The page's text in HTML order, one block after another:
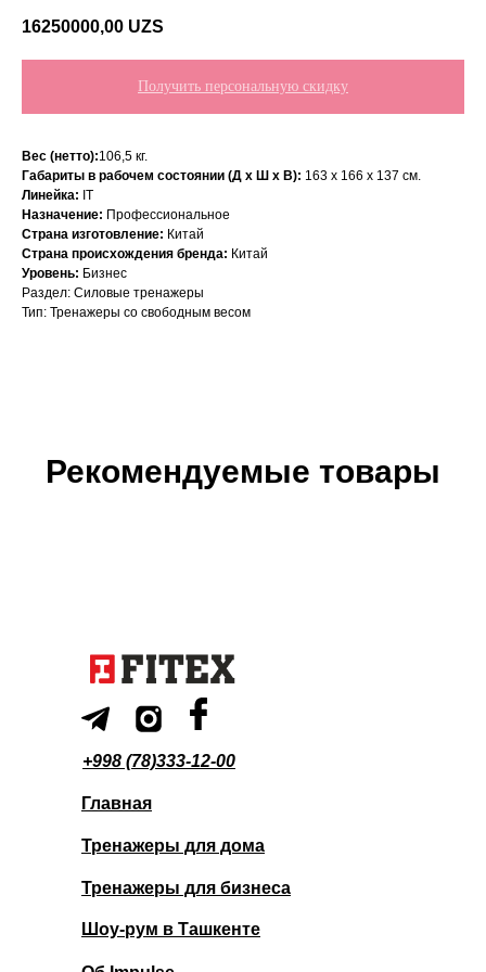
16250000,00 UZS
Получить персональную скидку
Вес (нетто):106,5 кг.
Габариты в рабочем состоянии (Д х Ш х В): 163 х 166 х 137 см.
Линейка: IT
Назначение: Профессиональное
Страна изготовление: Китай
Страна происхождения бренда: Китай
Уровень: Бизнес
Раздел: Силовые тренажеры
Тип: Тренажеры со свободным весом
Рекомендуемые товары
+998 (78)333-12-00
Главная
Тренажеры для дома
Тренажеры для бизнеса
Шоу-рум в Ташкенте